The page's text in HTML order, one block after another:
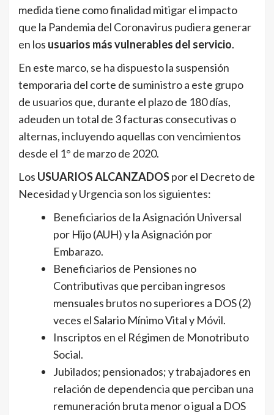
medida tiene como finalidad mitigar el impacto
que la Pandemia del Coronavirus pudiera generar
en los usuarios más vulnerables del servicio.
En este marco, se ha dispuesto la suspensión
temporaria del corte de suministro a este grupo
de usuarios que, durante el plazo de 180 días,
adeuden un total de 3 facturas consecutivas o
alternas, incluyendo aquellas con vencimientos
desde el 1° de marzo de 2020.
Los USUARIOS ALCANZADOSpor el Decreto de
Necesidad y Urgencia son los siguientes:
Beneficiarios de la Asignación Universal
por Hijo (AUH) y la Asignación por
Embarazo.
Beneficiarios de Pensiones no
Contributivas que perciban ingresos
mensuales brutos no superiores a DOS (2)
veces el Salario Mínimo Vital y Móvil.
Inscriptos en el Régimen de Monotributo
Social.
Jubilados; pensionados; y trabajadores en
relación de dependencia que perciban una
remuneración bruta menor o igual a DOS